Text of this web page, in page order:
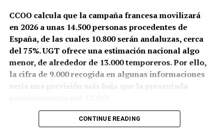
CCOO calcula que la campaña francesa movilizará
en 2026 a unas 14.500 personas procedentes de
España, de las cuales 10.800 serán andaluzas, cerca
del 75%. UGT ofrece una estimación nacional algo
menor, de alrededor de 13.000 temporeros. Por ello,
la cifra de 9.000 recogida en algunas informaciones
sería una previsión más baja que la presentada
Granada y Jaén aportarán conjuntamente unos 8.000
CONTINUE READING